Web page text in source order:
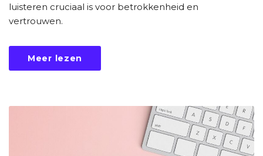
luisteren cruciaal is voor betrokkenheid en
vertrouwen.
Meer lezen